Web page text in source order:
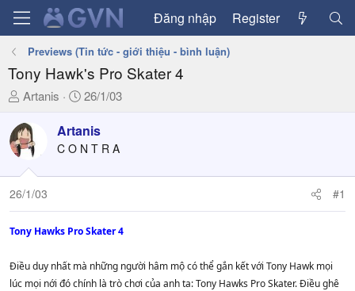
Đăng nhập Register
Previews (Tin tức - giới thiệu - bình luận)
Tony Hawk's Pro Skater 4
T
r
e
d
s
t
a
t
e
Artanis
N
à
y
ử
26/1/03
Artanis
C O N T R A
26/1/03 #1
Tony Hawks Pro Skater 4
Điều duy nhất mà những người hâm mộ có thể gắn kết với Tony Hawk mọi
lúc mọi nới đó chính là trò chơi của anh ta: Tony Hawks Pro Skater. Điều ghê